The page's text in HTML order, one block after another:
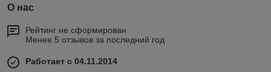
О нас
Рейтинг не сформирован
Менее 5 отзывов за последний год
Работает с 04.11.2014